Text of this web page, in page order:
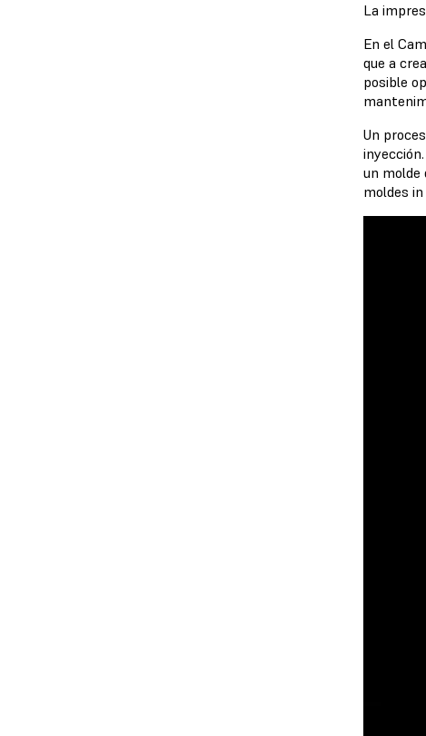
La
En el
que a
posible
Un
un molde
moldes